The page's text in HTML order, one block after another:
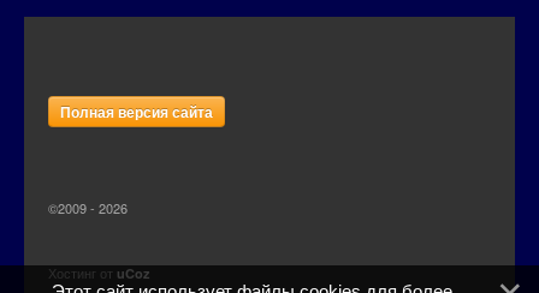
Полная версия сайта
©2009 - 2026
Хостинг от uCoz